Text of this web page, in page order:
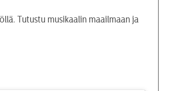
Tutustu musikaalin maailmaan ja